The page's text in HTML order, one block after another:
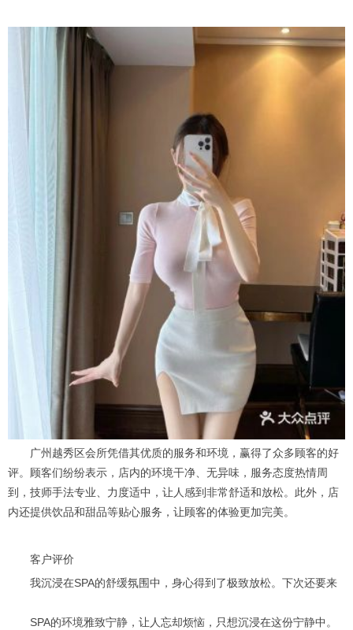
广州越秀区会所凭借其优质的服务和环境，赢得了众多顾客的好
评。顾客们纷纷表示，店内的环境干净、无异味，服务态度热情周
到，技师手法专业、力度适中，让人感到非常舒适和放松。此外，店
内还提供饮品和甜品等贴心服务，让顾客的体验更加完美。
客户评价
我沉浸在SPA的舒缓氛围中，身心得到了极致放松。下次还要来
SPA的环境雅致宁静，让人忘却烦恼，只想沉浸在这份宁静中。